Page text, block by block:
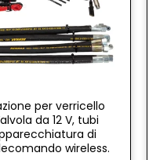
per verricello
da 12 V, tubi
di
wireless.